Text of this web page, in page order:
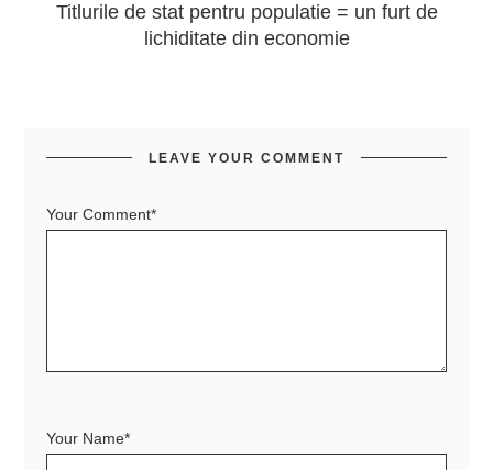
Titlurile de stat pentru populatie = un furt de
lichiditate din economie
LEAVE YOUR COMMENT
Your Comment*
Your Name*